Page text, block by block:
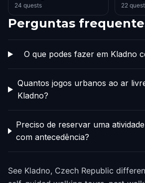
24 quests 22
Perguntas
O que podes fazer em Kladno
Quantos jogos urbanos ao ar
Kladno?
Preciso de reservar uma
com antecedência?
See Kladno, Czech Republic